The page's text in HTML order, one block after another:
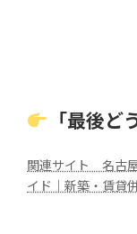
「最後ど
関連サイト 名古
イド｜新築・賃貸